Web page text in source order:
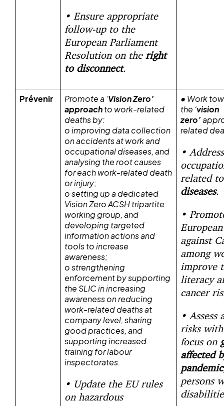
• Ensure appropriate
follow-up to the
European Parliament
Resolution on the right
to disconnect.
Prévenir Promote a ‘Vision Zero’
approachto work-related
deaths by:
oimproving data collection
on accidents at work and
occupational diseases, and
analysing the root causes
for each work-related death
or injury;
osetting up a dedicated
Vision Zero ACSH tripartite
working group, and
developing targeted
information actions and
tools to increase
awareness;
ostrengthening
enforcement by supporting
the SLIC in increasing
awareness on reducing
work-related deaths at
company level, sharing
good practices, and
supporting increased
training for labour
inspectorates.
• Update the EU rules
on hazardous
• Work
the ‘vision
zero’
related
• Address
related
diseases.
•
against
among
improve
literacy
cancer
• Assess
risks
focus on
affected
pandemic
persons